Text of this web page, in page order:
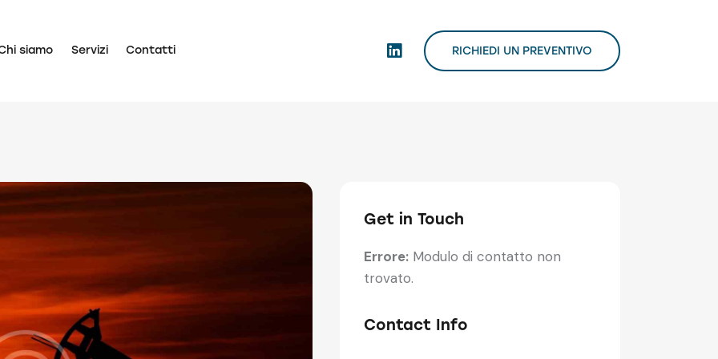
siamo Servizi Contatti RICHIEDI UN PREVENTIVO
Get in Touch
Errore: Modulo di contatto non
trovato.
Contact Info